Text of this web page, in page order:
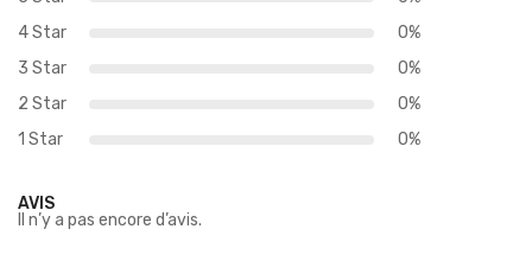
4 Star
0%
3 Star
0%
2 Star
0%
1 Star
0%
AVIS
Il n’y a pas encore d’avis.